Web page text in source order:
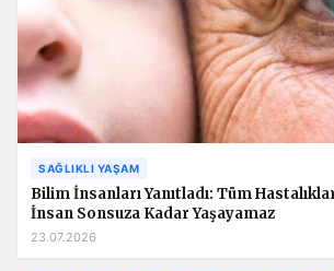
SAĞLIKLI YAŞAM
Bilim İnsanları Yanıtladı: Tüm
İnsan Sonsuza Kadar Yaşayamaz
23.07.2026